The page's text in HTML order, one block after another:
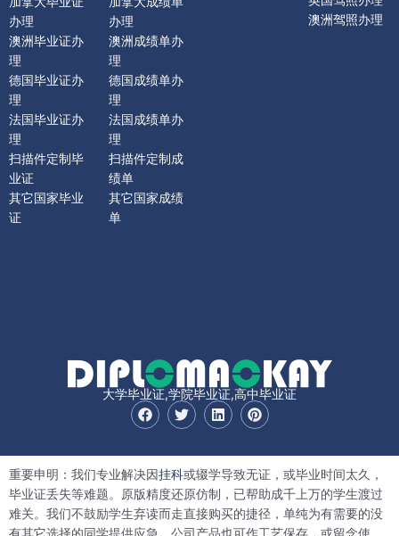
办理
澳洲毕业证办
理
德国毕业证办
理
法国毕业证办
理
扫描件定制毕
业证
其它国家毕业
证
办理
澳洲成绩单办
理
德国成绩单办
理
法国成绩单办
理
扫描件定制成
绩单
其它国家成绩
单
澳洲驾照办理
大学毕业证,学院毕业证,高中毕业证
F
a
o
o
k
T
w
t
e
r
L
i
d
i
n
P
i
r
e
s
t
重要申明：我们专业解决因挂科或辍学导致无证，或毕业时间太久，
毕业证丢失等难题。原版精度还原仿制，已帮助成千上万的学生渡过
难关。我们不鼓励学生弃读而走直接购买的捷径，单纯为有需要的没